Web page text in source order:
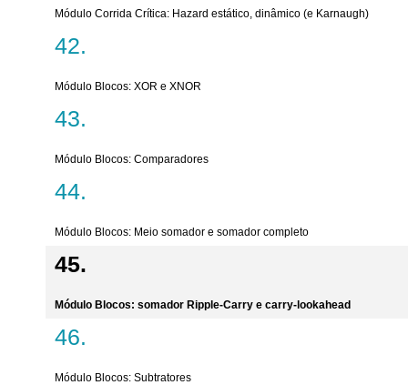
Módulo Corrida Crítica: Hazard estático, dinâmico (e Karnaugh)
Módulo Blocos: XOR e XNOR
Módulo Blocos: Comparadores
Módulo Blocos: Meio somador e somador completo
Módulo Blocos: somador Ripple-Carry e carry-lookahead
Módulo Blocos: Subtratores